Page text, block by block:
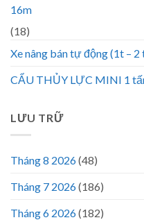
16m
(18)
Xe nâng bán tự động (1t – 2
CẨU THỦY LỰC MINI 1
LƯU TRỮ
Tháng 8 2026(48)
Tháng 7 2026(186)
Tháng 6 2026(182)